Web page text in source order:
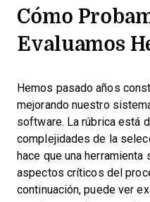
Cómo
Evaluamos
Hemos pasado años
mejorando nuestro
software. La rúbrica está
complejidades de la
hace que una
aspectos críticos del
continuación, puede ver